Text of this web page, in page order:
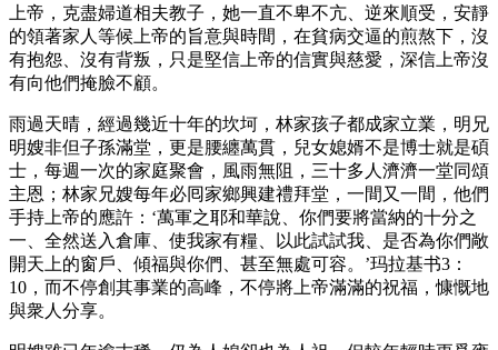
上帝，克盡婦道相夫教子，她一直不卑不亢、逆來順受，安靜
的領著家人等候上帝的旨意與時間，在貧病交逼的煎熬下，沒
有抱怨、沒有背叛，只是堅信上帝的信實與慈愛，深信上帝沒
有向他們掩臉不顧。
雨過天晴，經過幾近十年的坎坷，林家孩子都成家立業，明兄
明嫂非但子孫滿堂，更是腰纏萬貫，兒女媳婿不是博士就是碩
士，每週一次的家庭聚會，風雨無阻，三十多人濟濟一堂同頌
主恩；林家兄嫂每年必囘家鄉興建禮拜堂，一間又一間，他們
手持上帝的應許：‘萬軍之耶和華說、你們要將當納的十分之
一、全然送入倉庫、使我家有糧、以此試試我、是否為你們敞
開天上的窗戶、傾福與你們、甚至無處可容。’玛拉基书3：
10，而不停創其事業的高峰，不停將上帝滿滿的祝福，慷慨地
與衆人分享。